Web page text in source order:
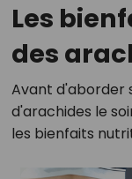
Les
des
Avant d'aborder
d'arachides le
les bienfaits